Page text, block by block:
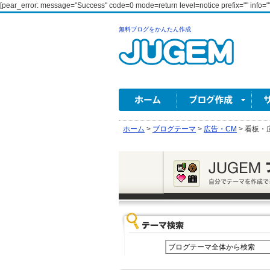
[pear_error: message="Success" code=0 mode=return level=notice prefix=""
無料ブログをかんたん作成
ホーム > ブログテーマ > 広告・CM > 看板・